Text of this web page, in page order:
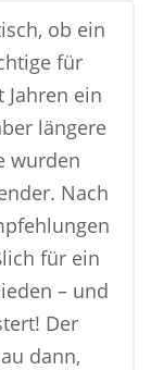
ob ein
für
ein
längere
wurden
Nach
für ein
– und
Der
dann,